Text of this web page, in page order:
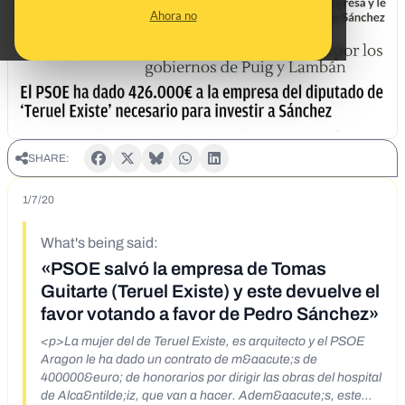
Ahora no
SHARE:
1/7/20
What's being said:
«PSOE salvó la empresa de Tomas
Guitarte (Teruel Existe) y este devuelve el
favor votando a favor de Pedro Sánchez»
<p>La mujer del de Teruel Existe, es arquitecto y el PSOE
Aragon le ha dado un contrato de m&aacute;s de
400000&euro; de honorarios por dirigir las obras del hospital
de Alca&ntilde;iz, que van a hacer. Adem&aacute;s, este